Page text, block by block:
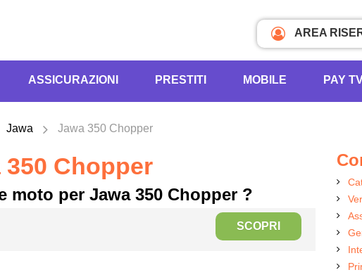
AREA
ASSICURAZIONI PRESTITI MOBILE PAY
Jawa Jawa 350 Chopper
Chopper
moto per Jawa 350 Chopper ?
SCOPRI